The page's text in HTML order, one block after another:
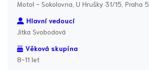
Motol - Sokolovna, U Hrušky 31/15, Praha 5
Hlavní vedoucí
Jitka Svobodová
Věková skupina
8-11 let